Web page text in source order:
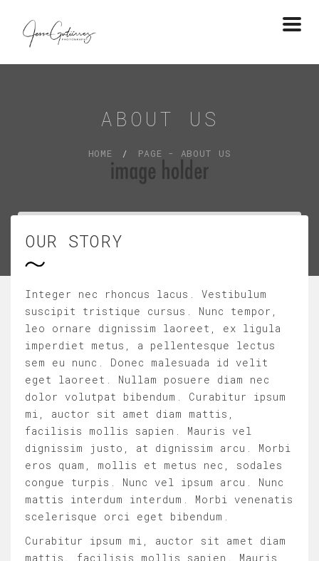
ABOUT US
HOME PAGE - ABOUT US
OUR STORY
Integer nec rhoncus lacus. Vestibulum
suscipit tristique cursus. Nunc tempor,
leo ornare dignissim laoreet, ex ligula
imperdiet metus, a pellentesque lectus
sem eu nunc. Donec malesuada id velit
eget laoreet. Nullam posuere diam nec
dolor volutpat bibendum. Curabitur ipsum
mi, auctor sit amet diam mattis,
facilisis mollis sapien. Mauris vel
dignissim justo, at dignissim arcu. Morbi
eros quam, mollis et metus nec, sodales
congue turpis. Nunc vel ipsum arcu. Nunc
mattis interdum interdum. Morbi venenatis
scelerisque orci eget bibendum.
Curabitur ipsum mi, auctor sit amet diam
mattis, facilisis mollis sapien. Mauris